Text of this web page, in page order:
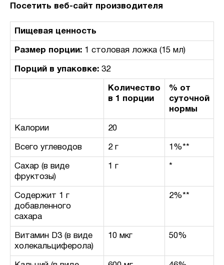
Посетить веб-сайт производителя
Пищевая ценность
Размер порции: 1 столовая ложка (15 мл)
Порций в упаковке: 32
Количество
в 1 порции
% от
суточной
нормы
Калории 20
Всего углеводов 2 г 1%**
Сахар (в виде
фруктозы)
1 г *
Содержит 1 г
добавленного
сахара
2%**
Витамин D3 (в виде
холекальциферола)
10 мкг 50%